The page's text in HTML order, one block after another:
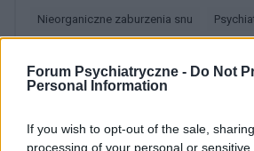
Forum Psychiatryczne - Do Not
Personal Information
If you wish to opt-out of the sale,
processing of your personal or
Nieorganiczne zaburzenia snu
Zaburzenia psychiczne i zaburzenia
fizjologicznymi i czynnikami fizycznymi